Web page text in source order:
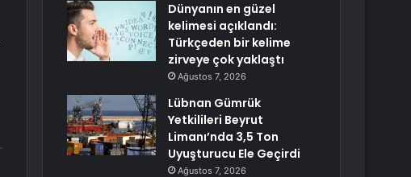
Dünyanın en güzel
kelimesi açıklandı:
Türkçeden bir kelime
zirveye çok yaklaştı
Ağustos 7, 2026
Lübnan Gümrük
Yetkilileri Beyrut
Limanı’nda 3,5 Ton
Uyuşturucu Ele Geçirdi
Ağustos 7, 2026